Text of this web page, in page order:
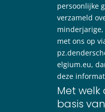
persoonlijke
verzameld
met ons op
elgium.eu,
deze
Met welk
basis